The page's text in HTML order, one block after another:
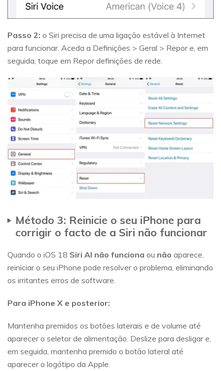
Passo 2: o Siri precisa de uma ligação estável à Internet
para funcionar. Aceda a Definições > Geral > Repor e, em
seguida, toque em Repor definições de rede.
Método 3: Reinicie o seu iPhone para
corrigir o facto de a Siri não funcionar
Quando o iOS 18 Siri AI não funciona ou não aparece,
reiniciar o seu iPhone pode resolver o problema, eliminando
os irritantes erros de software.
Para iPhone X e posterior:
Mantenha premidos os botões laterais e de volume até
aparecer o seletor de alimentação. Deslize para desligar e,
em seguida, mantenha premido o botão lateral até
aparecer o logótipo da Apple.